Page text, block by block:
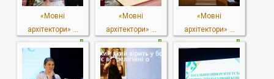
«Мовні
архітектори» ...
«Мовні
архітектори» ...
«Мовні
архітектори» ...